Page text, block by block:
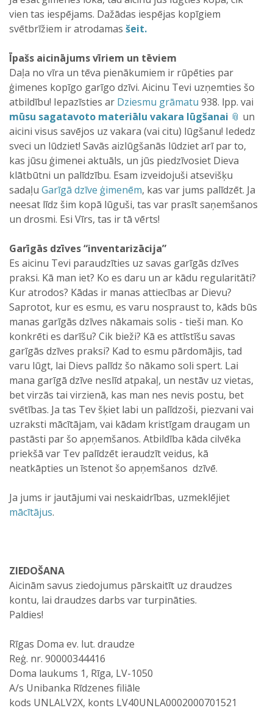
vien tas iespējams. Dažādas iespējas kopīgiem
svētbrīžiem ir atrodamas šeit.
Īpašs aicinājums vīriem un tēviem
Daļa no vīra un tēva pienākumiem ir rūpēties par
ģimenes kopīgo garīgo dzīvi. Aicinu Tevi uzņemties šo
atbildību! Iepazīsties ar Dziesmu grāmatu 938. lpp. vai
mūsu sagatavoto materiālu vakara lūgšanai
un
aicini visus savējos uz vakara (vai citu) lūgšanu! Iededz
sveci un lūdziet! Savās aizlūgšanās lūdziet arī par to,
kas jūsu ģimenei aktuāls, un jūs piedzīvosiet Dieva
klātbūtni un palīdzību. Esam izveidojuši atsevišķu
sadaļu Garīgā dzīve ģimenēm, kas var jums palīdzēt. Ja
neesat līdz šim kopā lūguši, tas var prasīt saņemšanos
un drosmi. Esi Vīrs, tas ir tā vērts!
Garīgās dzīves “inventarizācija”
Es aicinu Tevi paraudzīties uz savas garīgās dzīves
praksi. Kā man iet? Ko es daru un ar kādu regularitāti?
Kur atrodos? Kādas ir manas attiecības ar Dievu?
Saprotot, kur es esmu, es varu nospraust to, kāds būs
manas garīgās dzīves nākamais solis - tieši man. Ko
konkrēti es darīšu? Cik bieži? Kā es attīstīšu savas
garīgās dzīves praksi? Kad to esmu pārdomājis, tad
varu lūgt, lai Dievs palīdz šo nākamo soli spert. Lai
mana garīgā dzīve neslīd atpakaļ, un nestāv uz vietas,
bet virzās tai virzienā, kas man nes nevis postu, bet
svētības. Ja tas Tev šķiet labi un palīdzoši, piezvani vai
uzraksti mācītājam, vai kādam kristīgam draugam un
pastāsti par šo apņemšanos. Atbildība kāda cilvēka
priekšā var Tev palīdzēt ieraudzīt veidus, kā
neatkāpties un īstenot šo apņemšanos dzīvē.
Ja jums ir jautājumi vai neskaidrības, uzmeklējiet
mācītājus.
ZIEDOŠANA
Aicinām savus ziedojumus pārskaitīt uz draudzes
kontu, lai draudzes darbs var turpināties.
Paldies!
Rīgas Doma ev. lut. draudze
Reģ. nr. 90000344416
Doma laukums 1, Rīga, LV-1050
A/s Unibanka Rīdzenes filiāle
kods UNLALV2X, konts LV40UNLA0002000701521